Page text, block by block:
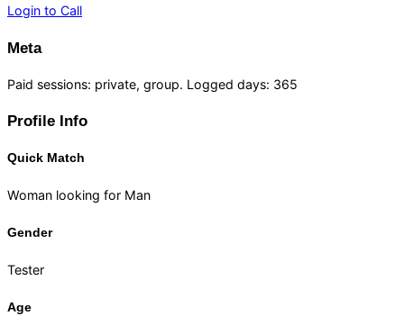
Login to Call
Meta
Paid sessions: private, group. Logged days: 365
Profile Info
Quick Match
Woman looking for Man
Gender
Tester
Age